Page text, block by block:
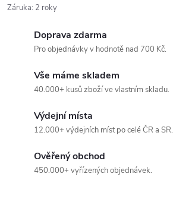
Záruka: 2 roky
Doprava zdarma
Pro objednávky v hodnotě nad 700 Kč.
Vše máme skladem
40.000+ kusů zboží ve vlastním skladu.
Výdejní místa
12.000+ výdejních míst po celé ČR a SR.
Ověřený obchod
450.000+ vyřízených objednávek.